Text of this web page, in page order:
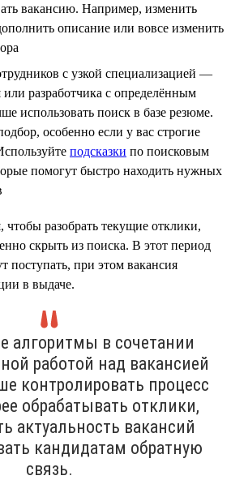
вакансию. Например, изменить
описание или вовсе изменить
с узкой специализацией —
или разработчика с определённым
использовать поиск в базе резюме.
особенно если у вас строгие
подсказки по поисковым
помогут быстро находить нужных
разобрать текущие отклики,
скрыть из поиска. В этот период
поступать, при этом вакансия
в выдаче.
алгоритмы в сочетании
работой над вакансией
контролировать процесс
обрабатывать отклики,
актуальность вакансий
кандидатам обратную
связь.